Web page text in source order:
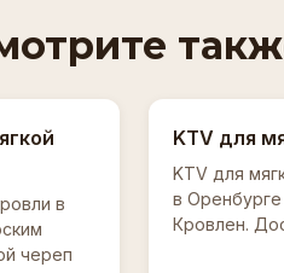
в
череп
KTV для
KTV для
в
Кровлен.